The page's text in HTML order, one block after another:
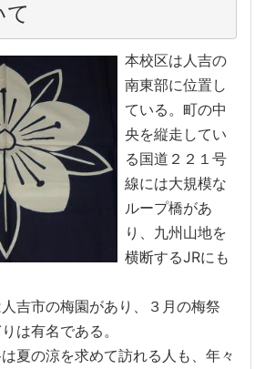
て
本校区は人吉の
南東部に位置し
ている。町の中
央を縦走してい
る国道２２１号
線には大規模な
ループ橋があ
り、九州山地を
横断するJRにも
吉市の梅園があり、３月の梅祭
は有名である。
夏の涼を求めて訪れる人も、年々